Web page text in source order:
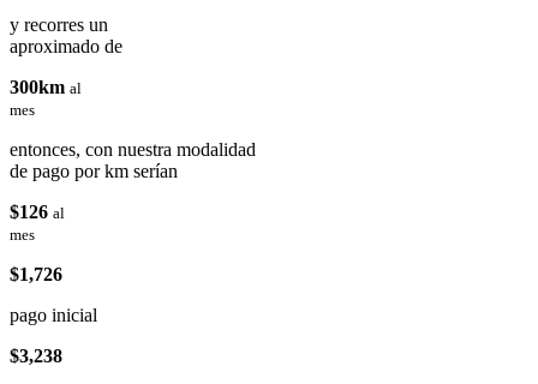
y recorres un
aproximado de
300km al
mes
entonces, con nuestra modalidad
de pago por km serían
$126 al
mes
$1,726
pago inicial
$3,238